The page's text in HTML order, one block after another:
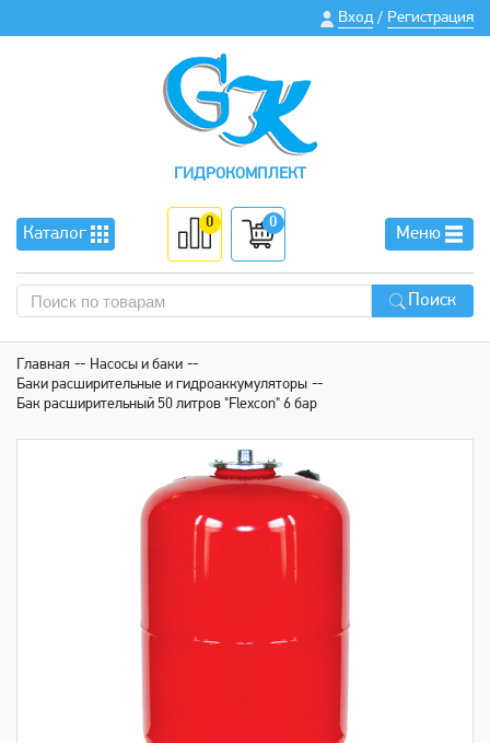
Вход / Регистрация
ГИДРОКОМПЛЕКТ
Каталог
0 0
Меню
Поиск
Главная
Насосы и баки
Баки расширительные и гидроаккумуляторы
Бак расширительный 50 литров "Flexcon" 6 бар